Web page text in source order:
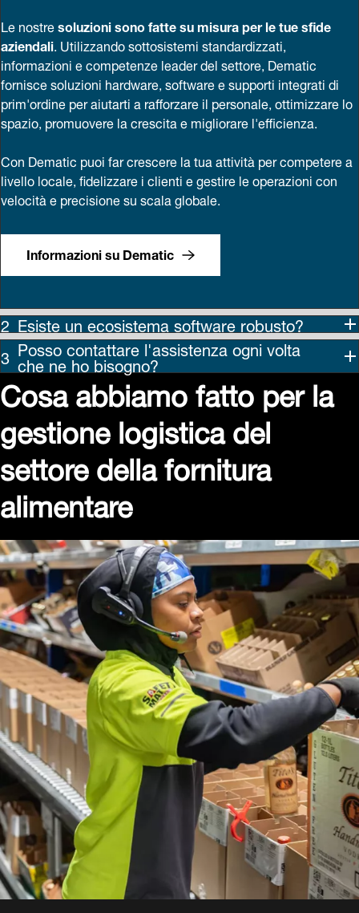
Le nostresoluzioni sono fatte su misura per le tue sfide
aziendali. Utilizzando sottosistemi standardizzati,
informazioni e competenze leader del settore, Dematic
fornisce soluzioni hardware, software e supporti integrati di
prim'ordine per aiutarti a rafforzare il personale, ottimizzare lo
spazio, promuovere la crescita e migliorare l'efficienza.
Con Dematic puoi far crescere la tua attività per competere a
livello locale, fidelizzare i clienti e gestire le operazioni con
velocità e precisione su scala globale.
Informazioni su Dematic
Esiste un ecosistema software robusto?
Posso contattare l'assistenza ogni volta
che ne ho bisogno?
Cosa abbiamo fatto per la
gestione logistica del
settore della fornitura
alimentare